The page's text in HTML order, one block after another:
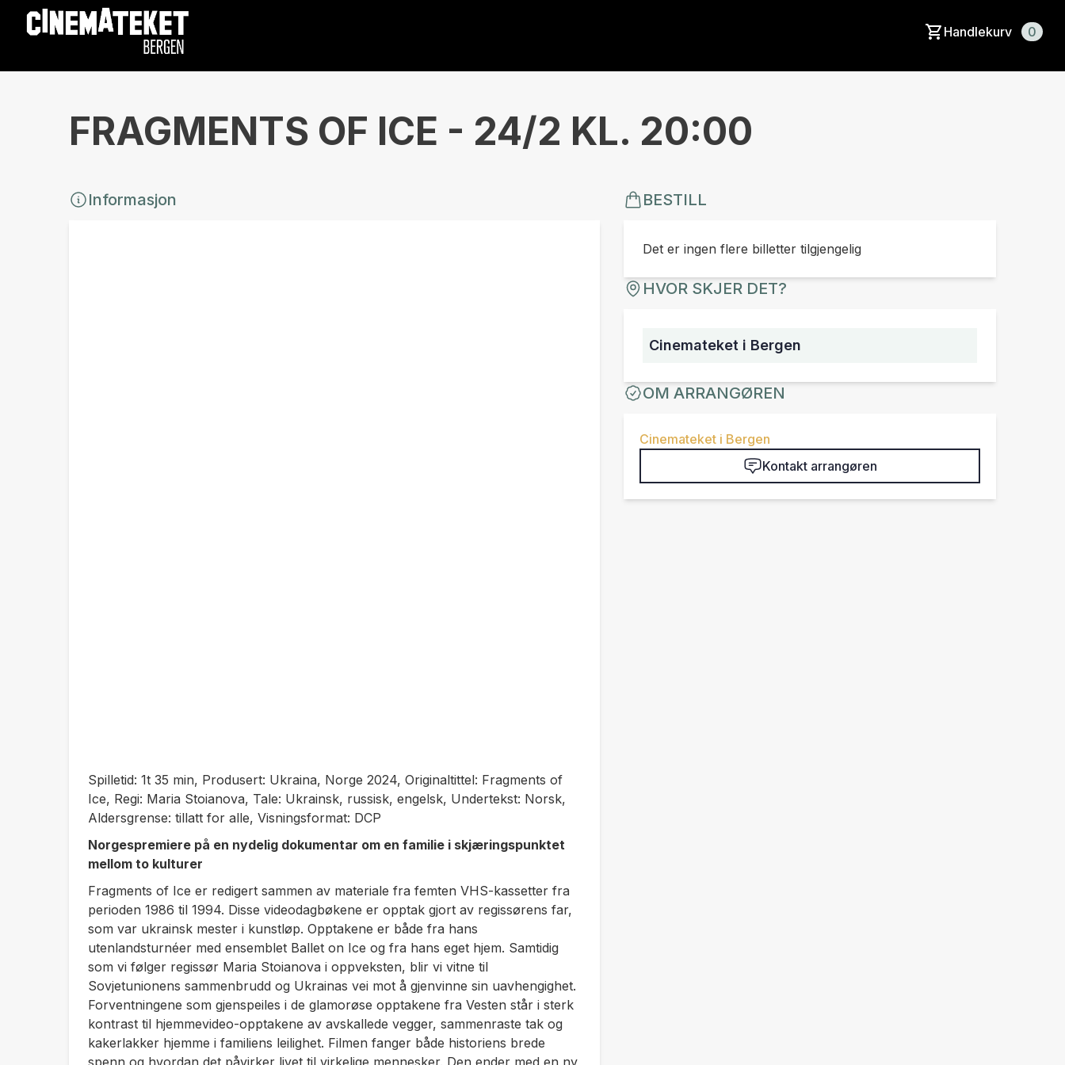
Handlekurv 0
FRAGMENTS OF ICE - 24/2 KL. 20:00
Informasjon
Spilletid: 1t 35 min, Produsert: Ukraina, Norge 2024, Originaltittel: Fragments of
Ice, Regi: Maria Stoianova, Tale: Ukrainsk, russisk, engelsk, Undertekst: Norsk,
Aldersgrense: tillatt for alle, Visningsformat: DCP
Norgespremiere på en nydelig dokumentar om en familie i skjæringspunktet
mellom to kulturer
Fragments of Ice er redigert sammen av materiale fra femten VHS-kassetter fra
perioden 1986 til 1994. Disse videodagbøkene er opptak gjort av regissørens far,
som var ukrainsk mester i kunstløp. Opptakene er både fra hans
utenlandsturnéer med ensemblet Ballet on Ice og fra hans eget hjem. Samtidig
som vi følger regissør Maria Stoianova i oppveksten, blir vi vitne til
Sovjetunionens sammenbrudd og Ukrainas vei mot å gjenvinne sin uavhengighet.
Forventningene som gjenspeiles i de glamorøse opptakene fra Vesten står i sterk
kontrast til hjemmevideo-opptakene av avskallede vegger, sammenraste tak og
kakerlakker hjemme i familiens leilighet. Filmen fanger både historiens brede
spenn og hvordan det påvirker livet til virkelige mennesker. Den ender med en ny
BESTILL
Det er ingen flere billetter tilgjengelig
HVOR SKJER DET?
Cinemateket i Bergen
OM ARRANGØREN
Cinemateket i Bergen
Kontakt arrangøren